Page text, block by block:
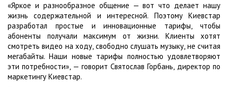
«Яркое и разнообразное общение — вот что делает нашу
жизнь содержательной и интересной. Поэтому Киевстар
разработал простые и инновационные тарифы, чтобы
абоненты получали максимум от жизни. Клиенты хотят
смотреть видео на ходу, свободно слушать музыку, не считая
мегабайты. Наши новые тарифы полностью удовлетворяют
эти потребности», — говорит Святослав Горбань, директор по
маркетингу Киевстар.